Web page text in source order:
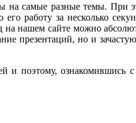
на самые разные темы.
работу за несколько
на нашем сайте можно
презентаций, но и
и поэтому,